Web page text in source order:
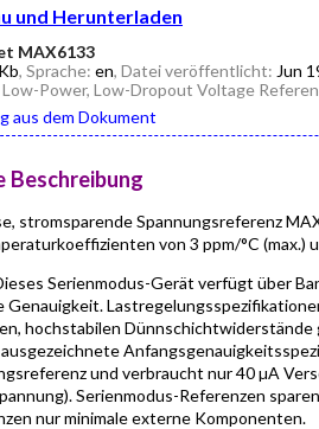
und Herunterladen
MAX6133
, Sprache: en, Datei veröffentlicht: Jun
Low-Power, Low-Dropout Voltage
aus dem Dokument
stromsparende Spannungsreferenz
von 3 ppm/°C (max.)
Serienmodus-Gerät verfügt über
Genauigkeit.
hochstabilen Dünnschichtwiderstände
und verbraucht nur 40 µA
Serienmodus-Referenzen
nur minimale externe Komponenten.